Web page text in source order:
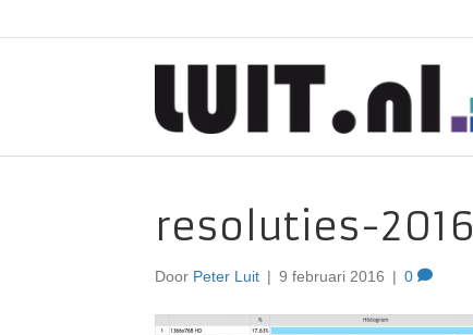
resoluties-2016
Door Peter Luit | 9 februari 2016 | 0